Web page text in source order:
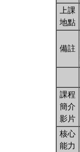
上課
地點
備註
課程
簡介
影片
核心
能力